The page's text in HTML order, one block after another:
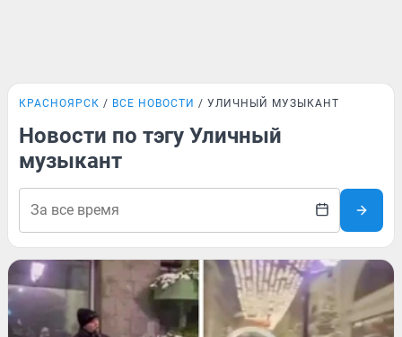
КРАСНОЯРСК ВСЕ НОВОСТИ УЛИЧНЫЙ МУЗЫКАНТ
Новости по тэгу Уличный
музыкант